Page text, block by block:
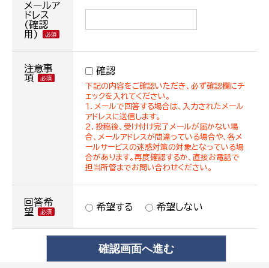
メールア
ドレス
(確認
用)
注意事
項
確認
下記の内容をご確認いただき、必ず確認欄にチ
ェックを入れてください。
１．メールで回答する場合は、入力されたメール
アドレスに送信します。
２．投稿後、受け付け完了メールが届かない場
合、メールアドレスが間違っている場合や、各メ
ールサービスの迷惑対策の対象となっている場
合があります。再度確認するか、直接お電話で
担当所管までお問い合わせください。
回答希
望
希望する 希望しない